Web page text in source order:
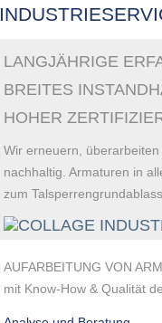
LANGJÄHRIGE
BREITES
HOHER
Wir erneuern,
nachhaltig. Armaturen in
zum
AUFARBEITUNG VON
mit Know-How & Qualität